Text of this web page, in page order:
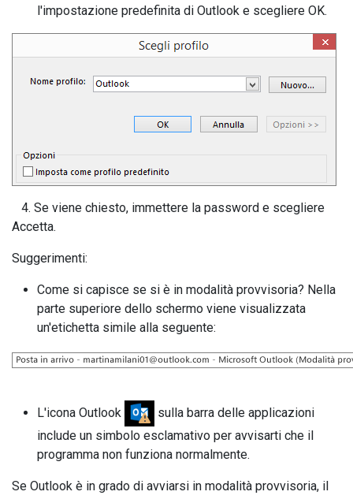
l'impostazione predefinita di Outlook e scegliere OK.
4. Se viene chiesto, immettere la password e scegliere
Accetta.
Suggerimenti:
Come si capisce se si è in modalità provvisoria? Nella
parte superiore dello schermo viene visualizzata
un'etichetta simile alla seguente:
L'icona Outlook
sulla barra delle applicazioni
include un simbolo esclamativo per avvisarti che il
programma non funziona normalmente.
Se Outlook è in grado di avviarsi in modalità provvisoria, il